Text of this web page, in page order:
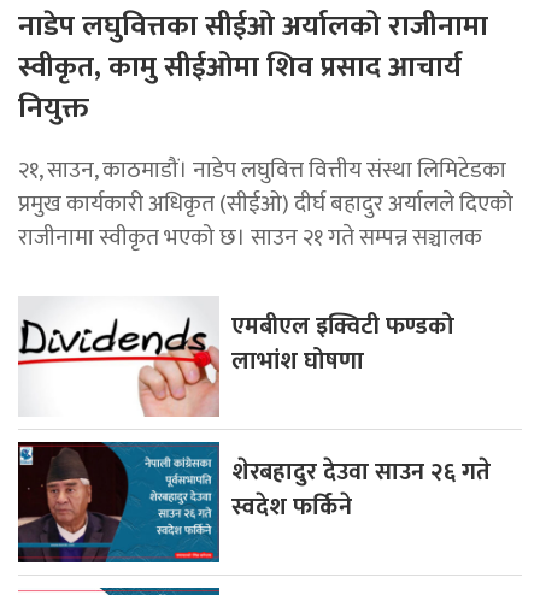
नाडेप लघुवित्तका सीईओ अर्यालको राजीनामा
स्वीकृत, कामु सीईओमा शिव प्रसाद आचार्य
नियुक्त
२१, साउन, काठमाडौं। नाडेप लघुवित्त वित्तीय संस्था लिमिटेडका
प्रमुख कार्यकारी अधिकृत (सीईओ) दीर्घ बहादुर अर्यालले दिएको
राजीनामा स्वीकृत भएको छ। साउन २१ गते सम्पन्न सञ्चालक
एमबीएल इक्विटी फण्डको
लाभांश घोषणा
शेरबहादुर देउवा साउन २६ गते
स्वदेश फर्किने